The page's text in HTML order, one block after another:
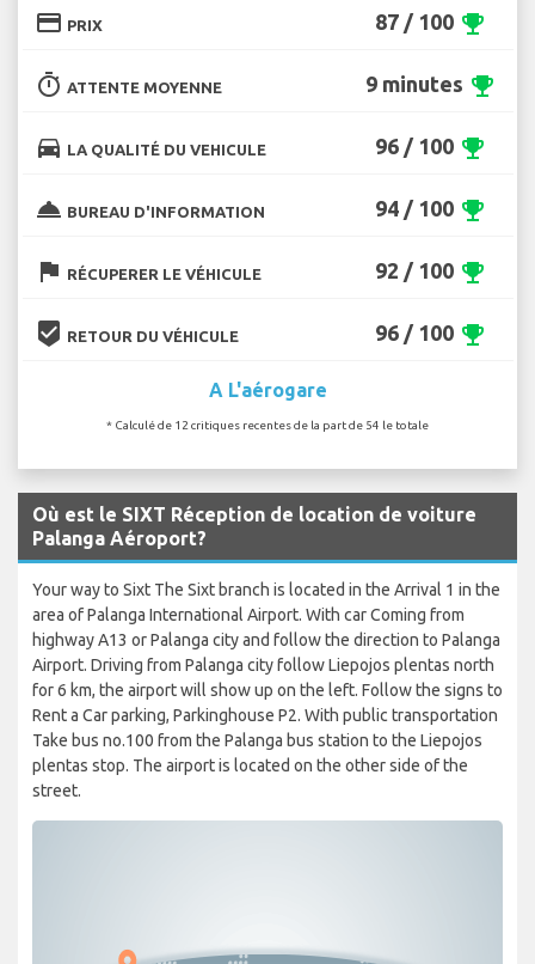
credit_card PRIX 87 / 100 emoji_events
timer ATTENTE MOYENNE 9 minutes emoji_events
directions_car LA QUALITÉ DU VEHICULE 96 / 100 emoji_events
room_service BUREAU D'INFORMATION 94 / 100 emoji_events
flag RÉCUPERER LE VÉHICULE 92 / 100 emoji_events
beenhere RETOUR DU VÉHICULE 96 / 100 emoji_events
A L'aérogare
* Calculé de 12 critiques recentes de la part de 54 le totale
Où est le SIXT Réception de location de voiture
Palanga Aéroport?
Your way to Sixt The Sixt branch is located in the Arrival 1 in the
area of Palanga International Airport. With car Coming from
highway A13 or Palanga city and follow the direction to Palanga
Airport. Driving from Palanga city follow Liepojos plentas north
for 6 km, the airport will show up on the left. Follow the signs to
Rent a Car parking, Parkinghouse P2. With public transportation
Take bus no.100 from the Palanga bus station to the Liepojos
plentas stop. The airport is located on the other side of the
street.